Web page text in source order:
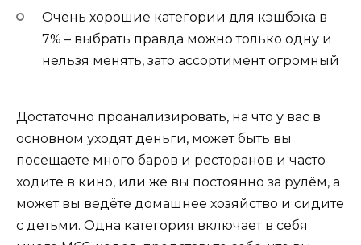
Очень хорошие категории для кэшбэка в
7% – выбрать правда можно только одну и
нельзя менять, зато ассортимент огромный
Достаточно проанализировать, на что у вас в
основном уходят деньги, может быть вы
посещаете много баров и ресторанов и часто
ходите в кино, или же вы постоянно за рулём, а
может вы ведёте домашнее хозяйство и сидите
с детьми. Одна категория включает в себя